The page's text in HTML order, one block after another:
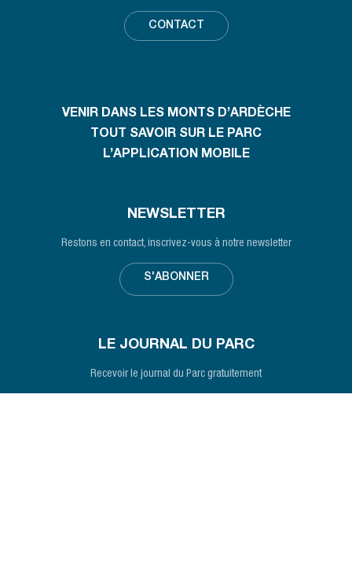
CONTACT
VENIR DANS LES MONTS D’ARDÈCHE
TOUT SAVOIR SUR LE PARC
L’APPLICATION MOBILE
NEWSLETTER
Restons en contact, inscrivez-vous à notre newsletter
S'ABONNER
LE JOURNAL DU PARC
Recevoir le journal du Parc gratuitement